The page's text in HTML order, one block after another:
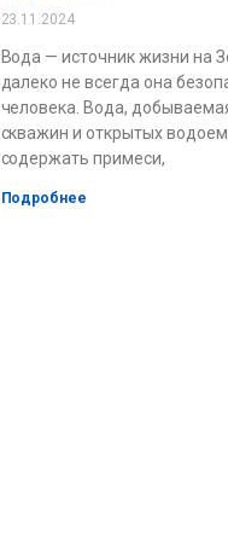
23.11.2024
Вода — источник жизни на
далеко не всегда она
человека. Вода,
скважин и открытых
содержать примеси,
Подробнее